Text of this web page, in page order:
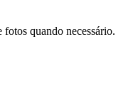
quando necessário.